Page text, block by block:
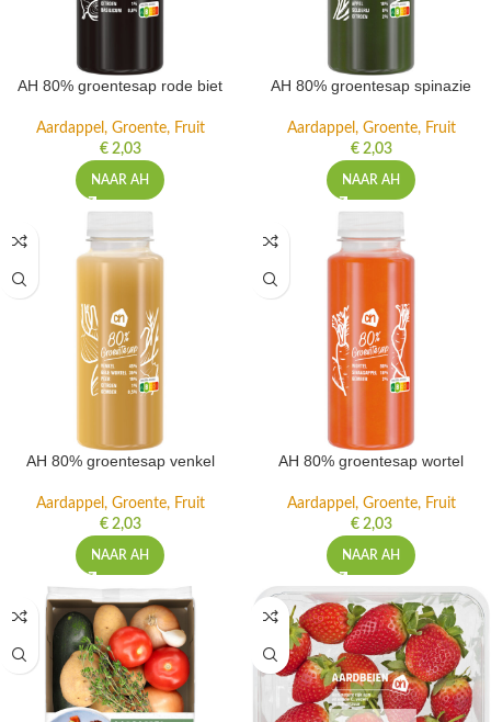
AH 80% groentesap rode biet
Aardappel, Groente, Fruit
€2,03
NAAR AH
AH 80% groentesap spinazie
Aardappel, Groente, Fruit
€2,03
NAAR AH
AH 80% groentesap venkel
Aardappel, Groente, Fruit
€2,03
NAAR AH
AH 80% groentesap wortel
Aardappel, Groente, Fruit
€2,03
NAAR AH